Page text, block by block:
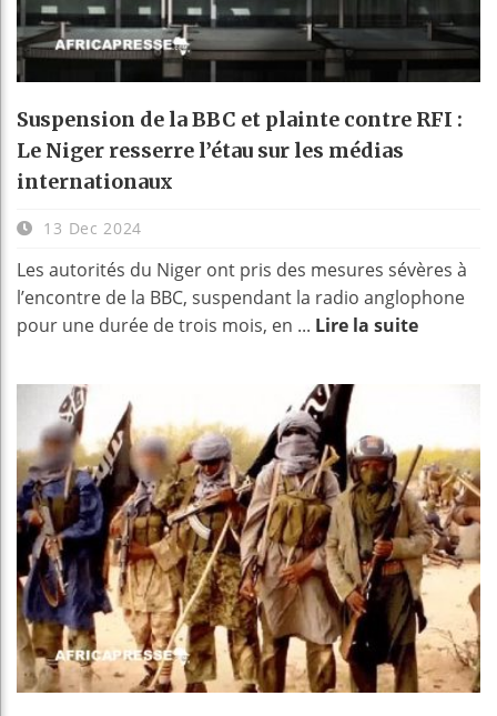
Suspension de la BBC et plainte contre RFI :
Le Niger resserre l’étau sur les médias
internationaux
13 Dec 2024
Les autorités du Niger ont pris des mesures sévères à
l’encontre de la BBC, suspendant la radio anglophone
pour une durée de trois mois, en ... Lire la suite